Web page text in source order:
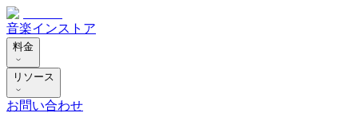
音楽インストア
料金
リソース
お問い合わせ